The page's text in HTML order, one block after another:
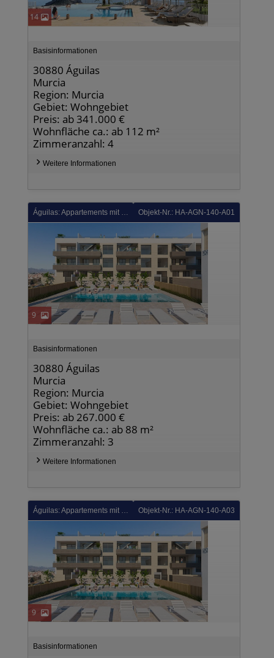
14
Basisinformationen
30880 Águilas
Murcia
Region: Murcia
Gebiet: Wohngebiet
Preis: ab 341.000 €
Wohnfläche ca.: ab 112 m²
Zimmeranzahl: 4
Weitere Informationen
Águilas: Appartements mit 2 Schlafzimmern, 2 Bädern, Tiefgaragenstellplatz und Gemeinschaftspool nur ca. 700 m vom Strand Objekt-Nr.: HA-AGN-140-A01
9
Basisinformationen
30880 Águilas
Murcia
Region: Murcia
Gebiet: Wohngebiet
Preis: ab 267.000 €
Wohnfläche ca.: ab 88 m²
Zimmeranzahl: 3
Weitere Informationen
Objekt-Nr.: HA-AGN-140-A03
9
Basisinformationen